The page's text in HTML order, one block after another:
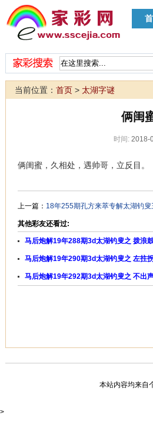
当前位置： 首页 > 太湖字谜
俩闺
时间: 2018-
俩闺蜜，久相处，遇帅哥，立反目。
上一篇： 18年255期孔方来萃专解太湖钓叟
其他彩友还看过:
马后炮解19年288期3d太湖钓叟之 拨浪
马后炮解19年290期3d太湖钓叟之 左拄
马后炮解19年292期3d太湖钓叟之 不出
本站内容均来自
>